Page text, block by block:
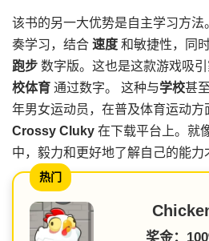
该书的另一大优势是自主学习方
奏学习，结合 速度 和敏捷性，同
跑步 数字版。这也是这款游戏吸
校体育 通过数字。 这种与学校甚
年男女运动员，在普及体育运动方
Crossy Cluky 在下载平台上。就
中，毅力和更好地了解自己的能力
热门
奖金：